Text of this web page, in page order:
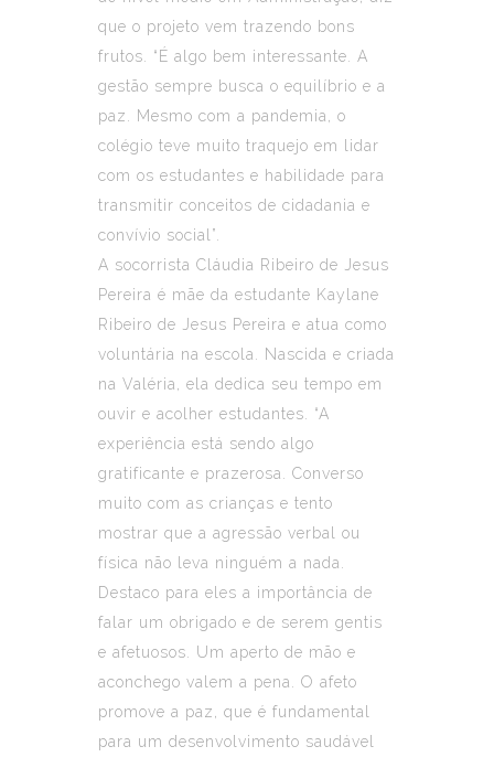
que o projeto vem trazendo bons
frutos. “É algo bem interessante. A
gestão sempre busca o equilíbrio e a
paz. Mesmo com a pandemia, o
colégio teve muito traquejo em lidar
com os estudantes e habilidade para
transmitir conceitos de cidadania e
convívio social”.
A socorrista Cláudia Ribeiro de Jesus
Pereira é mãe da estudante Kaylane
Ribeiro de Jesus Pereira e atua como
voluntária na escola. Nascida e criada
na Valéria, ela dedica seu tempo em
ouvir e acolher estudantes. “A
experiência está sendo algo
gratificante e prazerosa. Converso
muito com as crianças e tento
mostrar que a agressão verbal ou
física não leva ninguém a nada.
Destaco para eles a importância de
falar um obrigado e de serem gentis
e afetuosos. Um aperto de mão e
aconchego valem a pena. O afeto
promove a paz, que é fundamental
para um desenvolvimento saudável